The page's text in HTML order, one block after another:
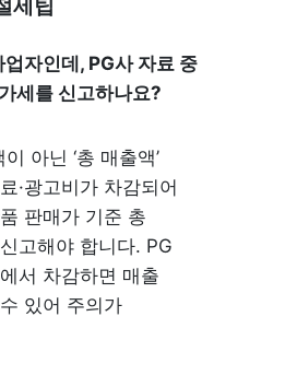
세팁
업자인데, PG사 자료 중
세를 신고하나요?
아닌 ‘총 매출액’
·광고비가 차감되어
판매가 기준 총
고해야 합니다. PG
서 차감하면 매출
있어 주의가